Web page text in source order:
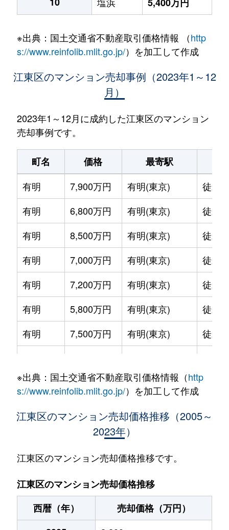
※出典：国土交通省不動産取引価格情報 （http
s://www.reinfolib.mlit.go.jp/）を加工して作成
江東区のマンション売却事例（2023年1～12
月）
2023年1～12月に成約した江東区のマンション
売却事例です。
町名 価格 最寄駅
有明
7,900万円 有明(東京)
徒歩5
有明
6,800万円 有明(東京)
徒歩5
有明
8,500万円 有明(東京)
徒歩4
有明
7,000万円 有明(東京)
徒歩5
有明
7,200万円 有明(東京)
徒歩5
有明
5,800万円 有明(東京)
徒歩7
有明
7,500万円 有明(東京)
徒歩5
有明
7,200万円 有明(東京)
徒歩5
9,400万円 有明(東京)
有明
9,900万円 有明(東京)
有明
10,000万円 有明(東京)
有明
6,900万円 有明テニスの森
※出典：国土交通省不動産取引価格情報（http
s://www.reinfolib.mlit.go.jp/）を加工して作成
江東区のマンション売却価格推移（2005～
2023年）
江東区のマンション売却価格推移です。
江東区のマンション売却価格推移
西暦（年）
売却価格（万円）